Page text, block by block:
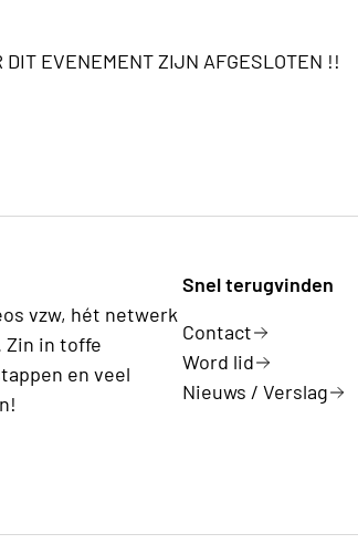
DIT EVENEMENT ZIJN AFGESLOTEN !!
vzw, hét netwerk
Zin in toffe
en veel
Snel terugvinden
Contact
Word lid
Nieuws / Verslag